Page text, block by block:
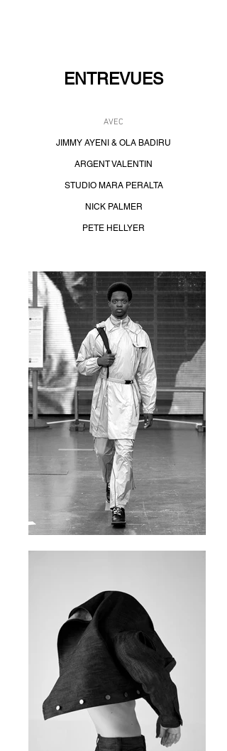
ENTREVUES
AVEC
JIMMY AYENI & OLA BADIRU
ARGENT VALENTIN
STUDIO MARA PERALTA
NICK PALMER
PETE HELLYER